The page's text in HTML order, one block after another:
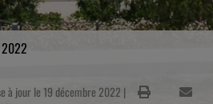
à jour le 19 décembre 2022 |